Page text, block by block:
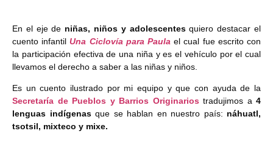
En el eje de niñas, niños y adolescentesquiero destacar el
cuento infantilUna Ciclovía para Paula el cual fue escrito con
la participación efectiva de una niña y es el vehículo por el cual
llevamos el derecho a saber a las niñas y niños.
Es un cuento ilustrado por mi equipo y que con ayuda de la
Secretaría de Pueblos y Barrios Originarios tradujimos a 4
lenguas indígenasque se hablan en nuestro país: náhuatl,
tsotsil, mixteco y mixe.